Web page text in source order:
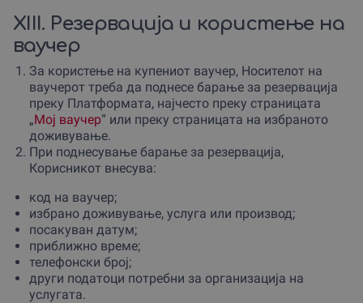
XIII. Резервација и користење на
ваучер
За користење на купениот ваучер, Носителот на
ваучерот треба да поднесе барање за резервација
преку Платформата, најчесто преку страницата
„Мој ваучер“ или преку страницата на избраното
доживување.
При поднесување барање за резервација,
Корисникот внесува:
код на ваучер;
избрано доживување, услуга или производ;
посакуван датум;
приближно време;
телефонски број;
други податоци потребни за организација на
услугата.